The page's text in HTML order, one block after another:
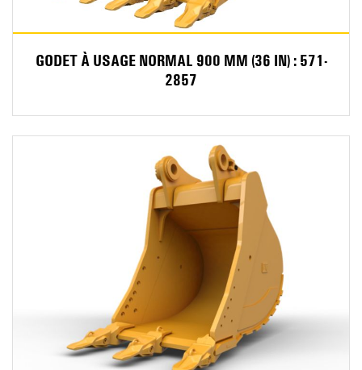
GODET À USAGE NORMAL 900 MM (36 IN) : 571-
2857